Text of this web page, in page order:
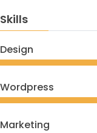
Skills
Design
Wordpress
Marketing